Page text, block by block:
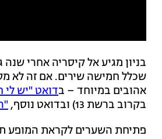
בניון מגיע אל קיסריה אחרי
שכלל חמישה שירים. אם זה לא
אהובים במיוחד – בדואט "יש לי
בקרוב ברשת 13) ובדואט נוסף,